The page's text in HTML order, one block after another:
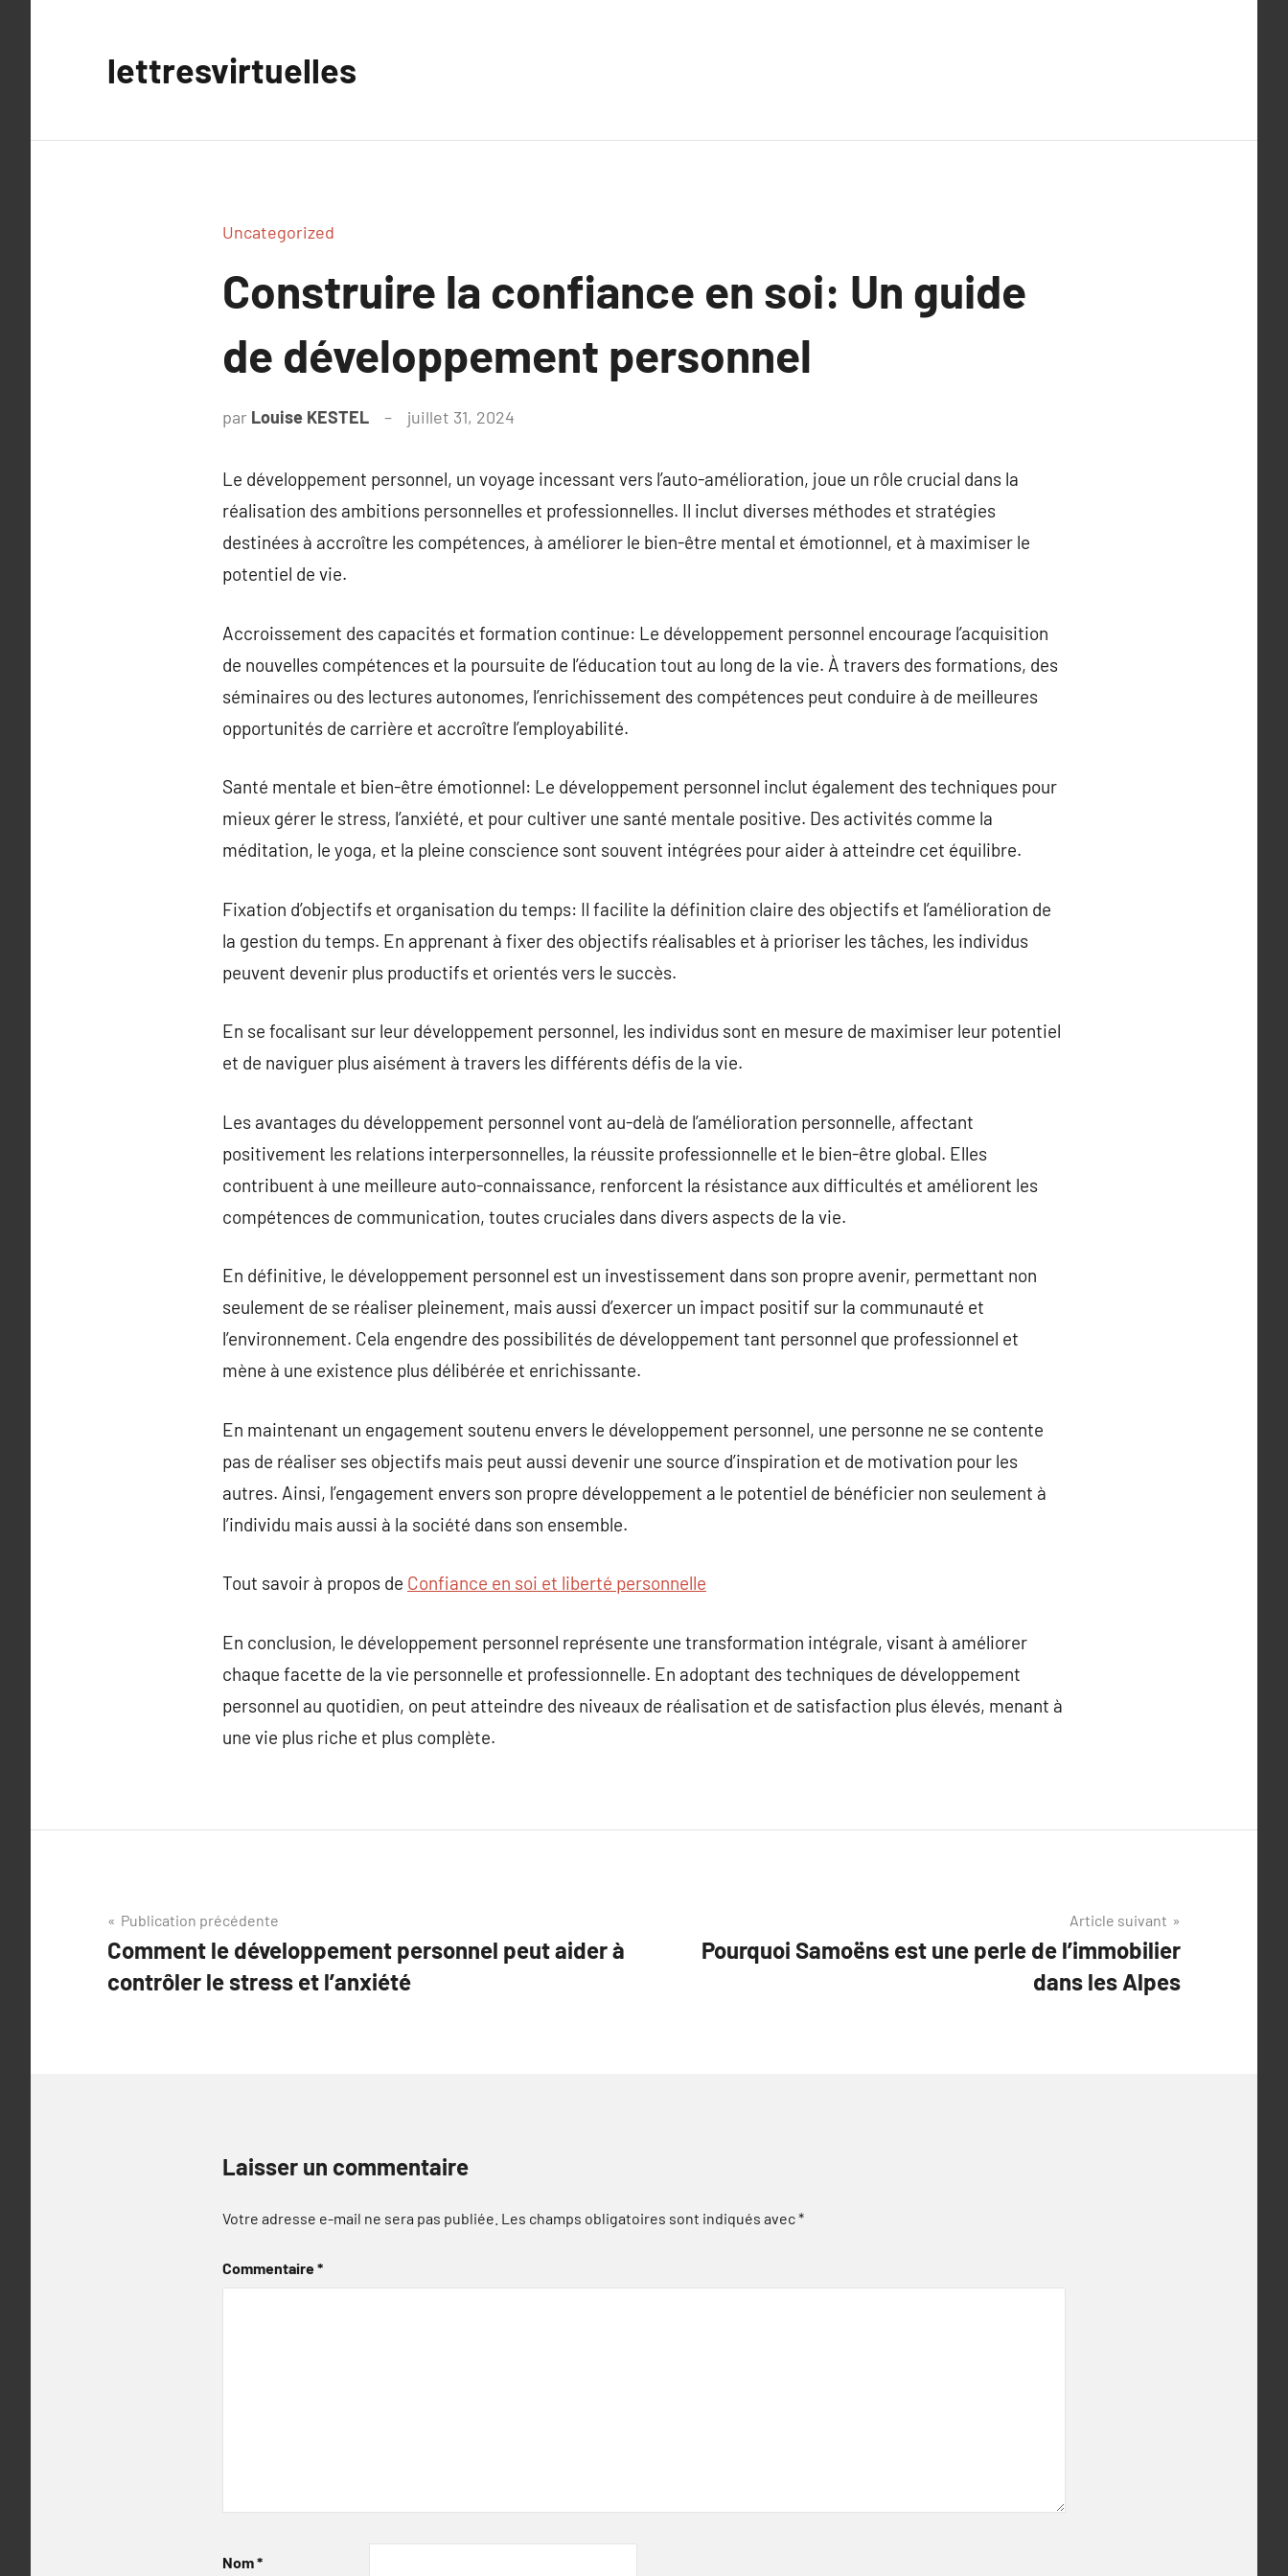
lettresvirtuelles
Uncategorized
Construire la confiance en soi: Un guide
de développement personnel
par Louise KESTEL juillet 31, 2024
Le développement personnel, un voyage incessant vers l’auto-amélioration, joue un rôle crucial dans la
réalisation des ambitions personnelles et professionnelles. Il inclut diverses méthodes et stratégies
destinées à accroître les compétences, à améliorer le bien-être mental et émotionnel, et à maximiser le
potentiel de vie.
Accroissement des capacités et formation continue: Le développement personnel encourage l’acquisition
de nouvelles compétences et la poursuite de l’éducation tout au long de la vie. À travers des formations, des
séminaires ou des lectures autonomes, l’enrichissement des compétences peut conduire à de meilleures
opportunités de carrière et accroître l’employabilité.
Santé mentale et bien-être émotionnel: Le développement personnel inclut également des techniques pour
mieux gérer le stress, l’anxiété, et pour cultiver une santé mentale positive. Des activités comme la
méditation, le yoga, et la pleine conscience sont souvent intégrées pour aider à atteindre cet équilibre.
Fixation d’objectifs et organisation du temps: Il facilite la définition claire des objectifs et l’amélioration de
la gestion du temps. En apprenant à fixer des objectifs réalisables et à prioriser les tâches, les individus
peuvent devenir plus productifs et orientés vers le succès.
En se focalisant sur leur développement personnel, les individus sont en mesure de maximiser leur potentiel
et de naviguer plus aisément à travers les différents défis de la vie.
Les avantages du développement personnel vont au-delà de l’amélioration personnelle, affectant
positivement les relations interpersonnelles, la réussite professionnelle et le bien-être global. Elles
contribuent à une meilleure auto-connaissance, renforcent la résistance aux difficultés et améliorent les
compétences de communication, toutes cruciales dans divers aspects de la vie.
En définitive, le développement personnel est un investissement dans son propre avenir, permettant non
seulement de se réaliser pleinement, mais aussi d’exercer un impact positif sur la communauté et
l’environnement. Cela engendre des possibilités de développement tant personnel que professionnel et
mène à une existence plus délibérée et enrichissante.
En maintenant un engagement soutenu envers le développement personnel, une personne ne se contente
pas de réaliser ses objectifs mais peut aussi devenir une source d’inspiration et de motivation pour les
autres. Ainsi, l’engagement envers son propre développement a le potentiel de bénéficier non seulement à
l’individu mais aussi à la société dans son ensemble.
Tout savoir à propos de Confiance en soi et liberté personnelle
En conclusion, le développement personnel représente une transformation intégrale, visant à améliorer
chaque facette de la vie personnelle et professionnelle. En adoptant des techniques de développement
personnel au quotidien, on peut atteindre des niveaux de réalisation et de satisfaction plus élevés, menant à
une vie plus riche et plus complète.
Navigation
de
l’article
Publication précédente
Comment le développement personnel peut aider à
contrôler le stress et l’anxiété
Article suivant
Pourquoi Samoëns est une perle de l’immobilier
dans les Alpes
Laisser un commentaire
Votre adresse e-mail ne sera pas publiée. Les champs obligatoires sont indiqués avec*
Commentaire*
Nom*